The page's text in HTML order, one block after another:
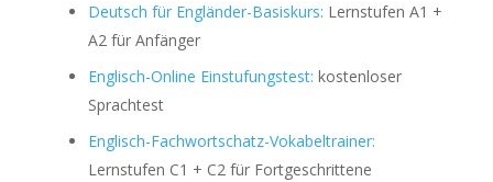
Deutsch für Engländer-Basiskurs: Lernstufen A1 +
A2 für Anfänger
Englisch-Online Einstufungstest: kostenloser
Sprachtest
Englisch-Fachwortschatz-Vokabeltrainer:
Lernstufen C1 + C2 für Fortgeschrittene